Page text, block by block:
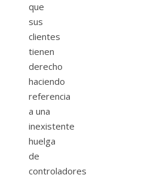
que
sus
clientes
tienen
derecho
haciendo
referencia
a una
inexistente
huelga
de
controladores